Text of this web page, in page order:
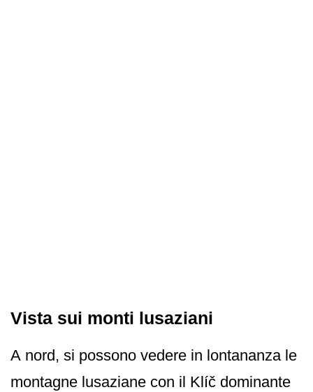
Vista sui monti lusaziani
A nord, si possono vedere in lontananza le
montagne lusaziane con il Klíč dominante